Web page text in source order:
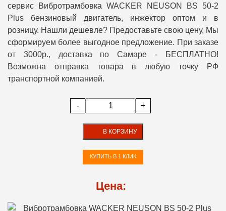
сервис Вибротрамбовка WACKER NEUSON BS 50-2
Plus бензиновый двигатель, инжектор оптом и в
розницу. Нашли дешевле? Предоставьте свою цену, Мы
сформируем более выгодное предложение. При заказе
от 3000р., доставка по Самаре - БЕСПЛАТНО!
Возможна отправка товара в любую точку РФ
транспортной компанией.
- +
В КОРЗИНУ
КУПИТЬ В 1 КЛИК
Цена: